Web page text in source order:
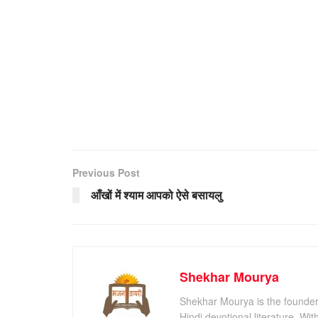
Previous Post
आँखों में श्याम आपको ऐसे बसायलु
Shekhar Mourya
Shekhar Mourya is the